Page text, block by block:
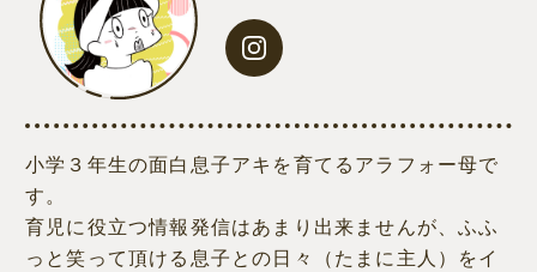
小学３年生の面白息子アキを育てるアラフォー母で
す。
育児に役立つ情報発信はあまり出来ませんが、ふふ
っと笑って頂ける息子との日々（たまに主人）をイ